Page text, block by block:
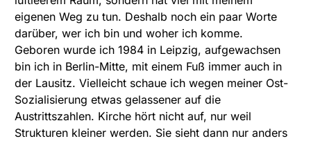
eigenen Weg zu tun. Deshalb noch ein paar Worte
darüber, wer ich bin und woher ich komme.
Geboren wurde ich 1984 in Leipzig, aufgewachsen
bin ich in Berlin-Mitte, mit einem Fuß immer auch in
der Lausitz. Vielleicht schaue ich wegen meiner Ost-
Sozialisierung etwas gelassener auf die
Austrittszahlen. Kirche hört nicht auf, nur weil
Strukturen kleiner werden. Sie sieht dann nur anders